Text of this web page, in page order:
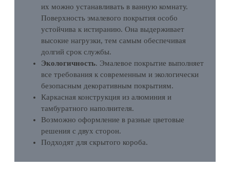
их можно устанавливать в ванную комнату.
Поверхность эмалевого покрытия особо
устойчива к истиранию. Она выдерживает
высокие нагрузки, тем самым обеспечивая
долгий срок службы.
Экологичность. Эмалевое покрытие выполняет
все требования к современным и экологически
безопасным декоративным покрытиям.
Каркасная конструкция из алюминия и
тамбуратного наполнителя.
Возможно оформление в разные цветовые
решения с двух сторон.
Подходят для скрытого короба.